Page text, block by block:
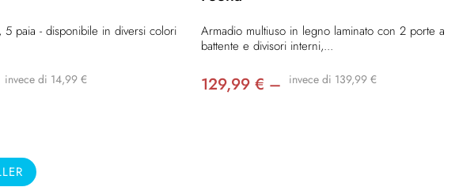
5 paia - disponibile in diversi colori
invece di 14,99 €
Armadio multiuso in legno laminato con 2 porte a
battente e divisori interni,...
129,99 € – invece di 139,99 €